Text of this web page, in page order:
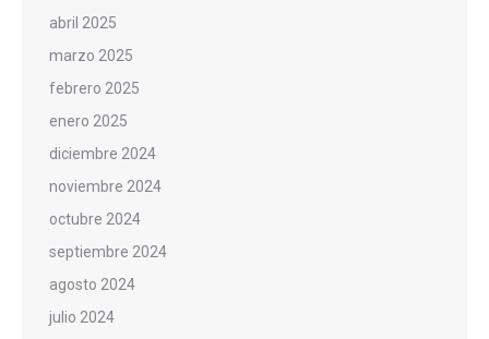
abril 2025
marzo 2025
febrero 2025
enero 2025
diciembre 2024
noviembre 2024
octubre 2024
septiembre 2024
agosto 2024
julio 2024